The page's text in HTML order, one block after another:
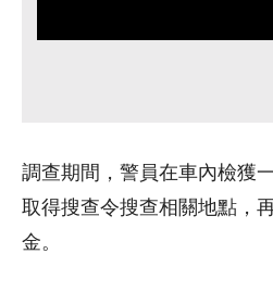
調查期間，警員在車內檢獲
取得搜查令搜查相關地點，
金。